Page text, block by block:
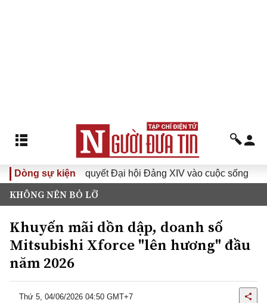
Dòng sự kiện
Đưa Nghị quyết Đại hội Đảng XIV vào cuộc sống
KHÔNG NÊN BỎ LỠ
Khuyến mãi dồn dập, doanh số
Mitsubishi Xforce "lên hương" đầu
năm 2026
Thứ 5, 04/06/2026 04:50 GMT+7